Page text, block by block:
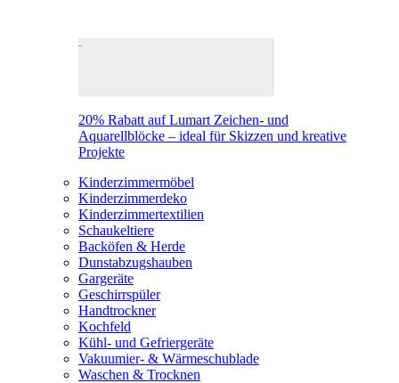
20% Rabatt auf Lumart Zeichen- und
Aquarellblöcke – ideal für Skizzen und kreative
Projekte
Kinderzimmermöbel
Kinderzimmerdeko
Kinderzimmertextilien
Schaukeltiere
Backöfen & Herde
Dunstabzugshauben
Gargeräte
Geschirrspüler
Handtrockner
Kochfeld
Kühl- und Gefriergeräte
Vakuumier- & Wärmeschublade
Waschen & Trocknen